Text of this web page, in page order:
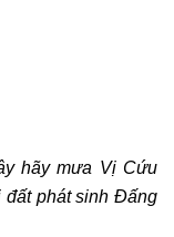
hãy mưa Vị Cứu
đất phát sinh Đấng